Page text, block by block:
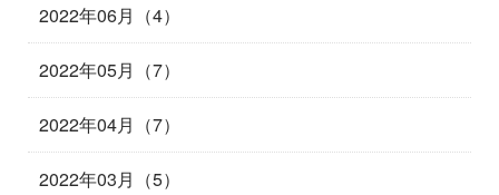
2022年06月（4）
2022年05月（7）
2022年04月（7）
2022年03月（5）